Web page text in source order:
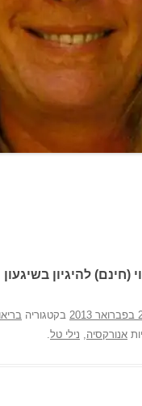
(חינם) להיגיון בשיגעון
2013 בקטגוריה
אנורקסיה, נילי טל.